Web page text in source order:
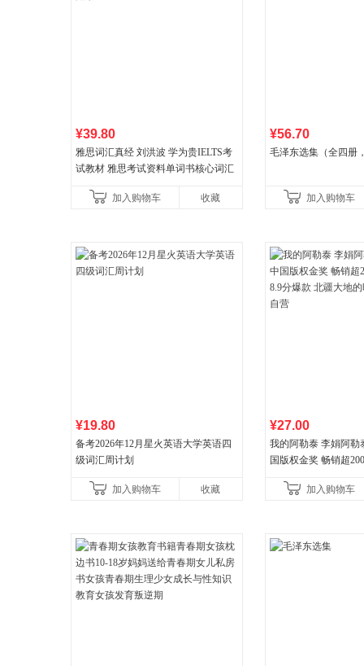
¥39.80
雅思词汇真经 刘洪波 学为贵IELTS考
试教材 雅思考试资料单词书核心词汇
加入购物车
收藏
¥56.70
毛泽东选集（全四册
加入购物车
¥19.80
备考2026年12月星火英语大学英语四
级词汇周计划
加入购物车 收藏
¥27.00
我的阿勒泰 李娟阿勒
国版权金奖 畅销超
加入购物车